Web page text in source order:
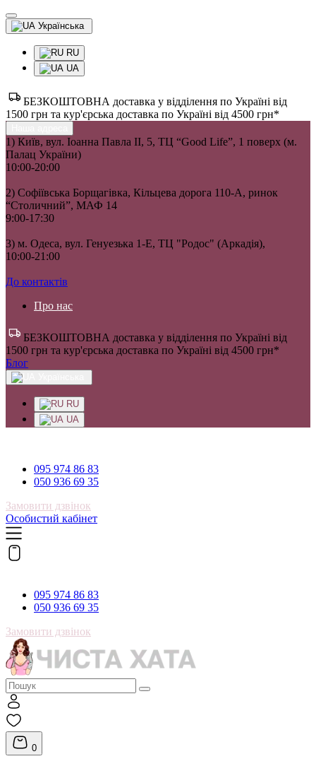
Українська
RU
UA
БЕЗКОШТОВНА доставка у відділення по Україні від
1500 грн та кур'єрська доставка по Україні від 4500 грн*
1) Київ, вул. Іоанна Павла II, 5, ТЦ “Good Life”, 1 поверх (м.
Палац України)
10:00-20:00
2) Софіївська Борщагівка, Кільцева дорога 110-А, ринок
“Столичний”, МАФ 14
9:00-17:30
3) м. Одеса, вул. Генуезька 1-Е, ТЦ "Родос" (Аркадія),
10:00-21:00
До контактів
Про нас
БЕЗКОШТОВНА доставка у відділення по Україні від
1500 грн та кур'єрська доставка по Україні від 4500 грн*
Блог
RU
UA
095 974 86 83
050 936 69 35
Замовити дзвінок
Особистий кабінет
095 974 86 83
050 936 69 35
Замовити дзвінок
0